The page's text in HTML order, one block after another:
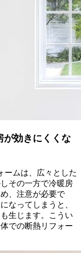
が効きにくくな
ームは、広々とした
その一方で冷暖房
、注意が必要で
なってしまうと、
生じます。こうい
での断熱リフォー